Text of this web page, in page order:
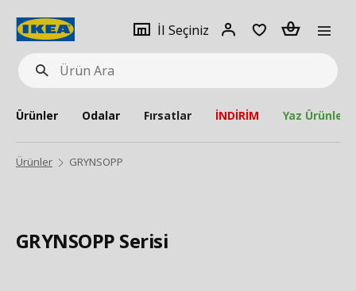
Ürün
Ara
İl Seçiniz
Giriş
Adet
Ürünler Odalar Fırsatlar İNDİRİM Yaz Ürünleri
Ürünler GRYNSOPP
GRYNSOPP Serisi